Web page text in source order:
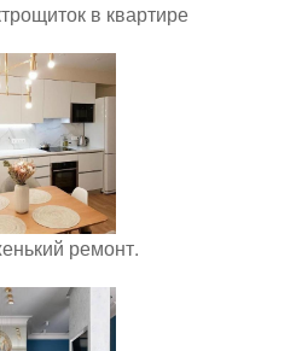
в квартире
ремонт.